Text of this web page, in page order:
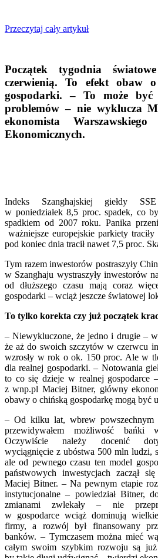
Przeczytaj cały artykuł
Początek tygodnia
czerwienią. To efekt obaw
gospodarki. – To może być
problemów – nie wyklucza
ekonomista
Ekonomicznych.
Indeks Szanghajskiej giełdy
w poniedziałek 8,5 proc. spadek, co
spadkiem od 2007 roku. Panika
ważniejsze europejskie parkiety
pod koniec dnia tracił nawet 7,5 proc.
Tym razem inwestorów postraszyły
w Szanghaju wystraszyły inwestorów
od dłuższego czasu mają coraz
gospodarki – wciąż jeszcze światowej
To tylko korekta czy już początek
– Niewykluczone, że jedno i drugie –
że aż do swoich szczytów w czerwcu
wzrosły w rok o ok. 150 proc. Ale w
dla realnej gospodarki. – Notowania
to co się dzieje w realnej gospodarce
z wnp.pl Maciej Bitner, główny
obawy o chińską gospodarkę mogą być
– Od kilku lat, wbrew powszechnym
przewidywałem możliwość bańki
Oczywiście należy docenić
wyciągnięcie z ubóstwa 500 mln ludzi,
ale od pewnego czasu ten model
państwowych inwestycjach zaczął
Maciej Bitner. – Na pewnym etapie
instytucjonalne – powiedział Bitner,
zmianami zwlekały – nie
w gospodarce wciąż dominują
firmy, a rozwój był finansowany
banków. – Tymczasem można mieć
całym swoim szybkim rozwoju są